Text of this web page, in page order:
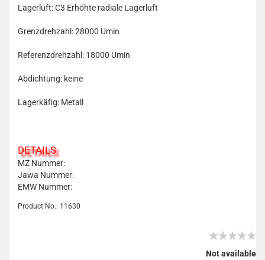
Lagerluft: C3 Erhöhte radiale Lagerluft
Grenzdrehzahl: 28000 Umin
Referenzdrehzahl: 18000 Umin
Abdichtung: keine
Lagerkäfig: Metall
DETAILS
MZ Nummer:
Jawa Nummer:
EMW Nummer:
Product No.: 11630
Not available